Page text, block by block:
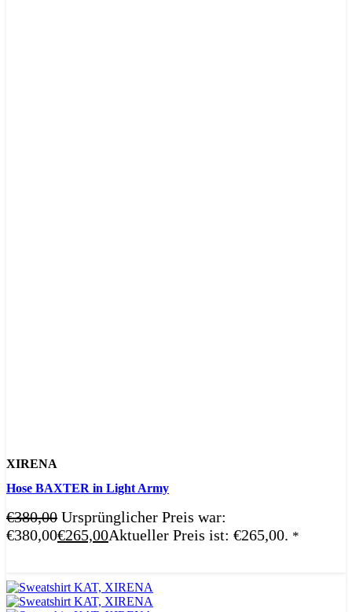
XIRENA
Hose BAXTER in Light Army
€380,00 Ursprünglicher Preis war:
€380,00€265,00Aktueller Preis ist: €265,00. *